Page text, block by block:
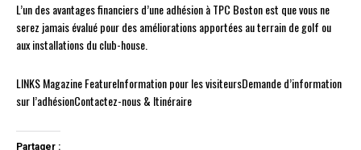
L’un des avantages financiers d’une adhésion à TPC Boston est que vous ne
serez jamais évalué pour des améliorations apportées au terrain de golf ou
aux installations du club-house.
LINKS Magazine FeatureInformation pour les visiteursDemande d’information
sur l’adhésionContactez-nous & Itinéraire
Partager :